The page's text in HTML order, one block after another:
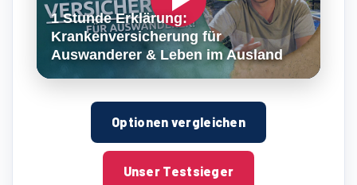
Optionen vergleichen
Unser Testsieger